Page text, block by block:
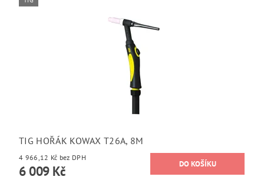
TIG HOŘÁK KOWAX T26A, 8M
4 966,12 Kč bez DPH
6 009 Kč